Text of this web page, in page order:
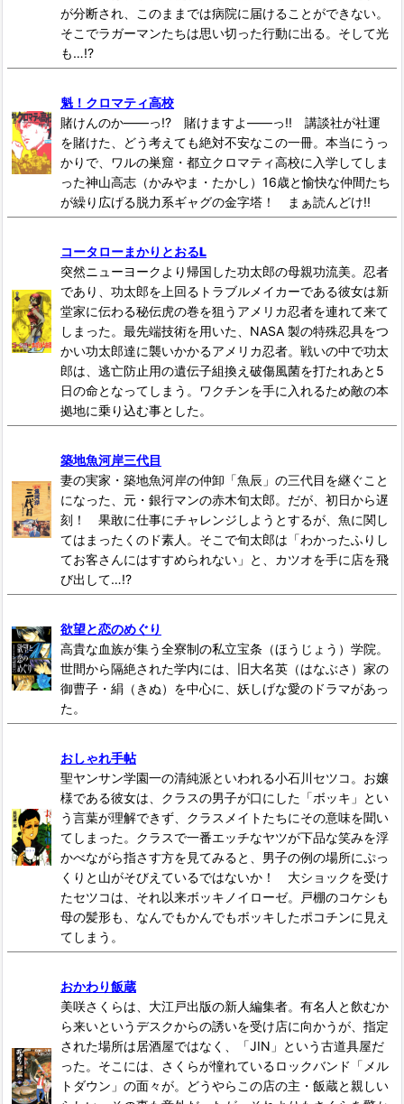
が分断され、このままでは病院に届けることができない。
そこでラガーマンたちは思い切った行動に出る。そして光
も…!?
魁！クロマティ高校
賭けんのか――っ!? 賭けますよ――っ!! 講談社が社運
を賭けた、どう考えても絶対不安なこの一冊。本当にうっ
かりで、ワルの巣窟・都立クロマティ高校に入学してしま
った神山高志（かみやま・たかし）16歳と愉快な仲間たち
が繰り広げる脱力系ギャグの金字塔！ まぁ読んどけ!!
コータローまかりとおるL
突然ニューヨークより帰国した功太郎の母親功流美。忍者
であり、功太郎を上回るトラブルメイカーである彼女は新
堂家に伝わる秘伝虎の巻を狙うアメリカ忍者を連れて来て
しまった。最先端技術を用いた、NASA 製の特殊忍具をつ
かい功太郎達に襲いかかるアメリカ忍者。戦いの中で功太
郎は、逃亡防止用の遺伝子組換え破傷風菌を打たれあと5
日の命となってしまう。ワクチンを手に入れるため敵の本
拠地に乗り込む事とした。
築地魚河岸三代目
妻の実家・築地魚河岸の仲卸「魚辰」の三代目を継ぐこと
になった、元・銀行マンの赤木旬太郎。だが、初日から遅
刻！ 果敢に仕事にチャレンジしようとするが、魚に関し
てはまったくのド素人。そこで旬太郎は「わかったふりし
てお客さんにはすすめられない」と、カツオを手に店を飛
び出して…!?
欲望と恋のめぐり
高貴な血族が集う全寮制の私立宝条（ほうじょう）学院。
世間から隔絶された学内には、旧大名英（はなぶさ）家の
御曹子・絹（きぬ）を中心に、妖しげな愛のドラマがあっ
た。
おしゃれ手帖
聖ヤンサン学園一の清純派といわれる小石川セツコ。お嬢
様である彼女は、クラスの男子が口にした「ボッキ」とい
う言葉が理解できず、クラスメイトたちにその意味を聞い
てしまった。クラスで一番エッチなヤツが下品な笑みを浮
かべながら指さす方を見てみると、男子の例の場所にぷっ
くりと山がそびえているではないか！ 大ショックを受け
たセツコは、それ以来ボッキノイローゼ。戸棚のコケシも
母の髪形も、なんでもかんでもボッキしたポコチンに見え
てしまう。
おかわり飯蔵
美咲さくらは、大江戸出版の新人編集者。有名人と飲むか
ら来いというデスクからの誘いを受け店に向かうが、指定
された場所は居酒屋ではなく、「JIN」という古道具屋だ
った。そこには、さくらが憧れているロックバンド「メル
トダウン」の面々が。どうやらこの店の主・飯蔵と親しい